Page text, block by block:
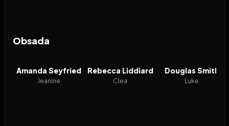
Obsada
Amanda Seyfried
Jeanine
Rebecca Liddiard
Clea
Douglas Smith
Luke